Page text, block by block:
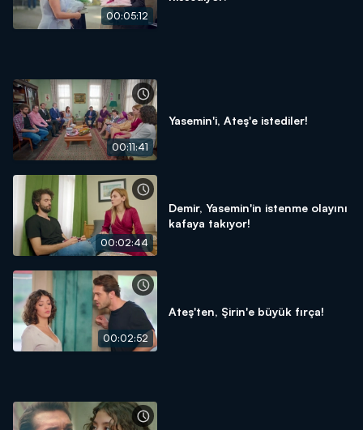
00:05:12
00:11:41
Yasemin'i, Ateş'e istediler!
00:02:44
Demir, Yasemin'in istenme olayını
kafaya takıyor!
00:02:52
Ateş'ten, Şirin'e büyük fırça!